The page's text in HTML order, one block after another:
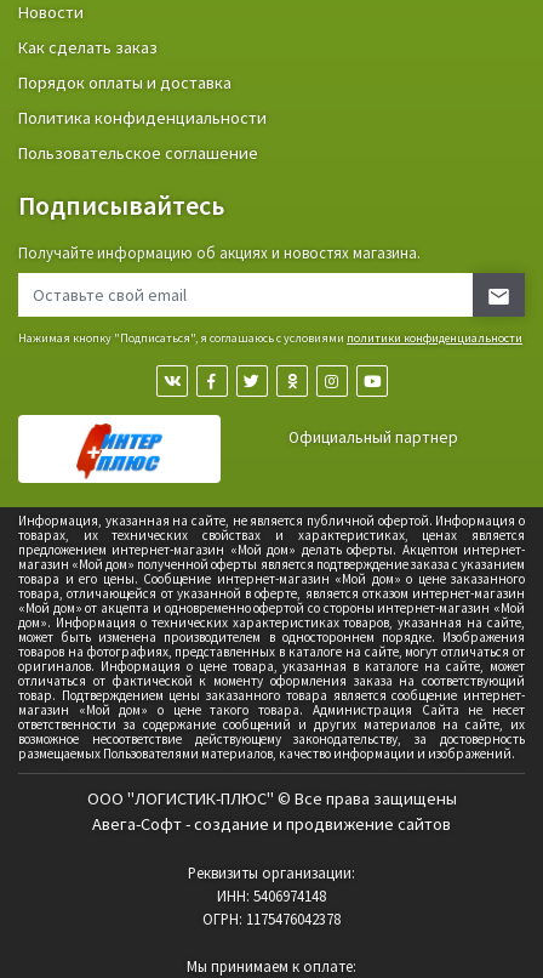
Новости
Как сделать заказ
Порядок оплаты и доставка
Политика конфиденциальности
Пользовательское соглашение
Подписывайтесь
Получайте информацию об акциях и новостях магазина.
Нажимая кнопку "Подписаться", я соглашаюсь с условиями политики конфиденциальности
Официальный партнер
Информация, указанная на сайте, не является публичной офертой. Информация о
товарах, их технических свойствах и характеристиках, ценах является
предложением интернет-магазин «Мой дом» делать оферты. Акцептом интернет-
магазин «Мой дом» полученной оферты является подтверждение заказа с указанием
товара и его цены. Сообщение интернет-магазин «Мой дом» о цене заказанного
товара, отличающейся от указанной в оферте, является отказом интернет-магазин
«Мой дом» от акцепта и одновременно офертой со стороны интернет-магазин «Мой
дом». Информация о технических характеристиках товаров, указанная на сайте,
может быть изменена производителем в одностороннем порядке. Изображения
товаров на фотографиях, представленных в каталоге на сайте, могут отличаться от
оригиналов. Информация о цене товара, указанная в каталоге на сайте, может
отличаться от фактической к моменту оформления заказа на соответствующий
товар. Подтверждением цены заказанного товара является сообщение интернет-
магазин «Мой дом» о цене такого товара. Администрация Сайта не несет
ответственности за содержание сообщений и других материалов на сайте, их
возможное несоответствие действующему законодательству, за достоверность
размещаемых Пользователями материалов, качество информации и изображений.
ООО "ЛОГИСТИК-ПЛЮС" © Все права защищены
Авега-Софт - создание и продвижение сайтов
Реквизиты организации:
ИНН: 5406974148
ОГРН: 1175476042378
Мы принимаем к оплате: